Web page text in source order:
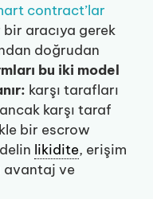
contract’lar
bir aracıya gerek
doğrudan
bu iki model
karşı tarafları
karşı taraf
bir escrow
likidite, erişim
avantaj ve